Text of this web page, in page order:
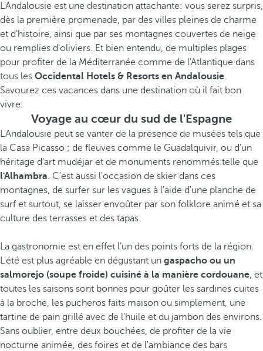
L'Andalousie est une destination attachante: vous serez surpris,
dès la première promenade, par des villes pleines de charme
et d'histoire, ainsi que par ses montagnes couvertes de neige
ou remplies d'oliviers. Et bien entendu, de multiples plages
pour profiter de la Méditerranée comme de l'Atlantique dans
tous les Occidental Hotels & Resorts en Andalousie.
Savourez ces vacances dans une destination où il fait bon
vivre.
Voyage au cœur du sud de l'Espagne
L'Andalousie peut se vanter de la présence de musées tels que
la Casa Picasso ; de fleuves comme le Guadalquivir, ou d'un
héritage d'art mudéjar et de monuments renommés telle que
l'Alhambra. C'est aussi l'occasion de skier dans ces
montagnes, de surfer sur les vagues à l'aide d'une planche de
surf et surtout, se laisser envoûter par son folklore animé et sa
culture des terrasses et des tapas.
La gastronomie est en effet l’un des points forts de la région.
L'été est plus agréable en dégustant un gaspacho ou un
salmorejo (soupe froide) cuisiné à la manière cordouane, et
toutes les saisons sont bonnes pour goûter les sardines cuites
à la broche, les pucheros faits maison ou simplement, une
tartine de pain grillé avec de l'huile et du jambon des environs.
Sans oublier, entre deux bouchées, de profiter de la vie
nocturne animée, des foires et de l'ambiance des bars